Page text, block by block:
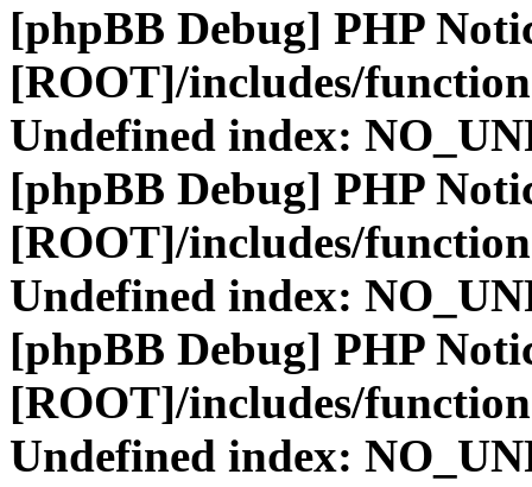
[phpBB Debug] PHP
[ROOT]/includes/
Undefined index:
[phpBB Debug] PHP
[ROOT]/includes/
Undefined index:
[phpBB Debug] PHP
[ROOT]/includes/
Undefined index: